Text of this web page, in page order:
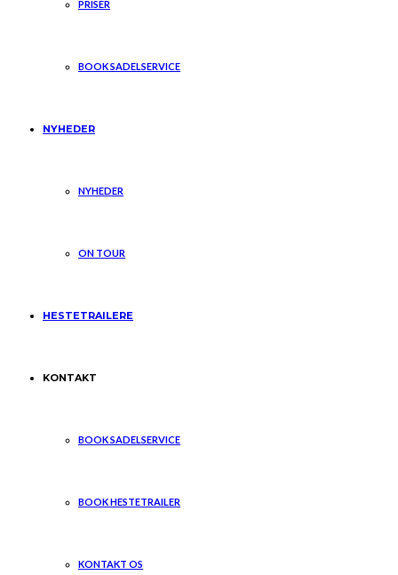
PRISER
BOOK SADELSERVICE
NYHEDER
NYHEDER
ON TOUR
HESTETRAILERE
KONTAKT
BOOK SADELSERVICE
BOOK HESTETRAILER
KONTAKT OS